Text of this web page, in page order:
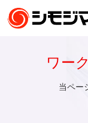
ワー
当ペー